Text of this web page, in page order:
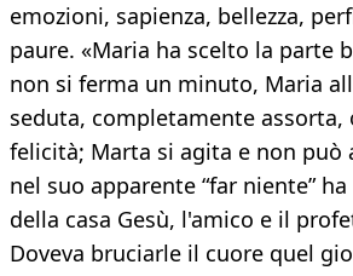
emozioni, sapienza, bellezza,
paure. «Maria ha scelto la parte
non si ferma un minuto, Maria
seduta, completamente
felicità; Marta si agita e non può
nel suo apparente “far niente”
della casa Gesù, l'amico e il
Doveva bruciarle il cuore quel